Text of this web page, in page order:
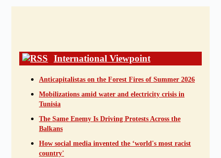
International Viewpoint
Anticapitalistas on the Forest Fires of Summer 2026
Mobilizations amid water and electricity crisis in
Tunisia
The Same Enemy Is Driving Protests Across the
Balkans
How social media invented the ‘world's most racist
country'